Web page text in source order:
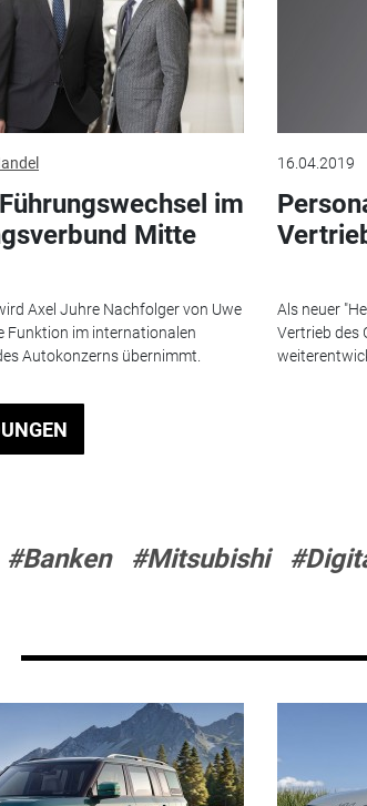
im
Mitte
Axel Juhre Nachfolger von Uwe
Funktion im internationalen
Autokonzerns übernimmt.
16.04.2019
Als neuer
Vertrieb des
#Banken #Mitsubishi